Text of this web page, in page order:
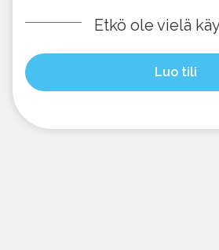
Etkö ole vielä
Luo tili